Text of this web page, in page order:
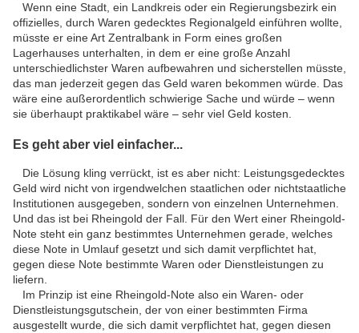
Wenn eine Stadt, ein Landkreis oder ein Regierungsbezirk ein
offizielles, durch Waren gedecktes Regionalgeld einführen wollte,
müsste er eine Art Zentralbank in Form eines großen
Lagerhauses unterhalten, in dem er eine große Anzahl
unterschiedlichster Waren aufbewahren und sicherstellen müsste,
das man jederzeit gegen das Geld waren bekommen würde. Das
wäre eine außerordentlich schwierige Sache und würde – wenn
sie überhaupt praktikabel wäre – sehr viel Geld kosten.
Es geht aber viel einfacher...
Die Lösung kling verrückt, ist es aber nicht: Leistungsgedecktes
Geld wird nicht von irgendwelchen staatlichen oder nichtstaatliche
Institutionen ausgegeben, sondern von einzelnen Unternehmen.
Und das ist bei Rheingold der Fall. Für den Wert einer Rheingold-
Note steht ein ganz bestimmtes Unternehmen gerade, welches
diese Note in Umlauf gesetzt und sich damit verpflichtet hat,
gegen diese Note bestimmte Waren oder Dienstleistungen zu
liefern.
Im Prinzip ist eine Rheingold-Note also ein Waren- oder
Dienstleistungsgutschein, der von einer bestimmten Firma
ausgestellt wurde, die sich damit verpflichtet hat, gegen diesen